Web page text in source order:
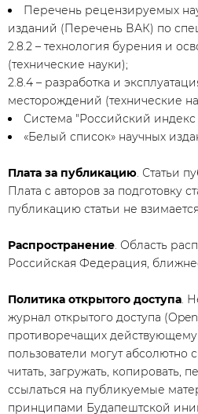
Перечень рецензируемых
изданий (Перечень ВАК) по
2.8.2 – технология бурения и
(технические науки);
2.8.4 – разработка и
месторождений (технические
Система "Российский индекс
«Белый список» научных
Плата за публикацию. Статьи
Плата с авторов за подготовку
публикацию статьи не
Распространение. Область
Российская Федерация,
Политика открытого доступа.
журнал открытого доступа
противоречащих действующему
пользователи могут абсолютно
читать, загружать, копировать,
ссылаться на публикуемые
принципами Будапештской